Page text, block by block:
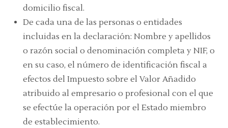
domicilio fiscal.
De cada una de las personas o entidades
incluidas en la declaración: Nombre y apellidos
o razón social o denominación completa y NIF, o
en su caso, el número de identificación fiscal a
efectos del Impuesto sobre el Valor Añadido
atribuido al empresario o profesional con el que
se efectúe la operación por el Estado miembro
de establecimiento.